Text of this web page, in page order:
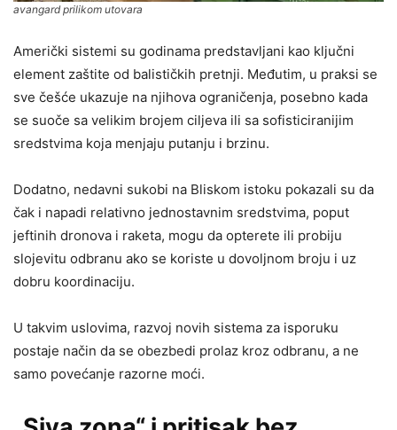
avangard prilikom utovara
Američki sistemi su godinama predstavljani kao ključni
element zaštite od balističkih pretnji. Međutim, u praksi se
sve češće ukazuje na njihova ograničenja, posebno kada
se suoče sa velikim brojem ciljeva ili sa sofisticiranijim
sredstvima koja menjaju putanju i brzinu.
Dodatno, nedavni sukobi na Bliskom istoku pokazali su da
čak i napadi relativno jednostavnim sredstvima, poput
jeftinih dronova i raketa, mogu da opterete ili probiju
slojevitu odbranu ako se koriste u dovoljnom broju i uz
dobru koordinaciju.
U takvim uslovima, razvoj novih sistema za isporuku
postaje način da se obezbedi prolaz kroz odbranu, a ne
samo povećanje razorne moći.